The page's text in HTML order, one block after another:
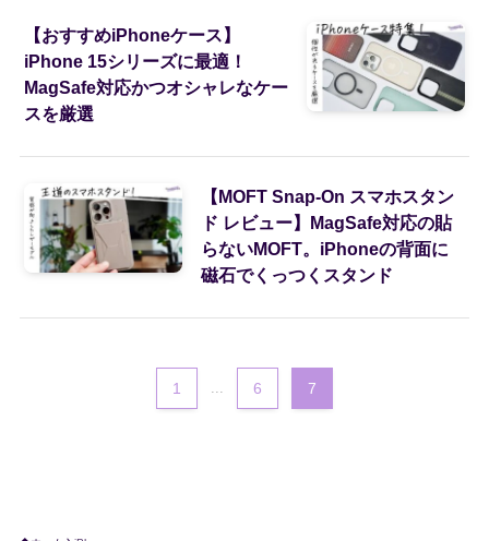
【おすすめiPhoneケース】
iPhone 15シリーズに最適！
MagSafe対応かつオシャレなケー
スを厳選
【MOFT Snap-On スマホスタン
ド レビュー】MagSafe対応の貼
らないMOFT。iPhoneの背面に
磁石でくっつくスタンド
1 6 7